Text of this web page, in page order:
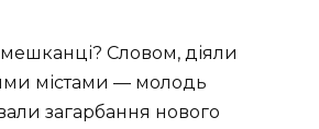
Словом, діяли
містами — молодь
загарбання нового